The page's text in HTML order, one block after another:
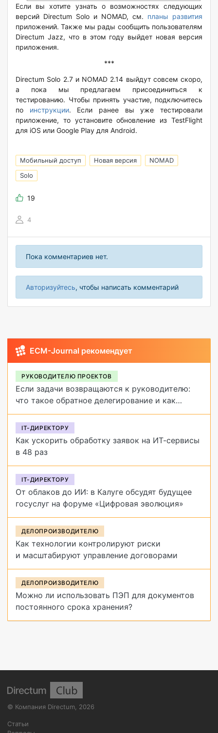
Если вы хотите узнать о возможностях следующих
версий Directum Solo и NOMAD, см. планы развития
приложений. Также мы рады сообщить пользователям
Directum Jazz, что в этом году выйдет новая версия
приложения.
***
Directum Solo 2.7 и NOMAD 2.14 выйдут совсем скоро,
а пока мы предлагаем присоединиться к
тестированию. Чтобы принять участие, подключитесь
по инструкции. Если ранее вы уже тестировали
приложение, то установите обновление из TestFlight
для iOS или Google Play для Android.
Мобильный доступ Новая версия
NOMAD
Solo
19
4
Пока комментариев нет.
Авторизуйтесь, чтобы написать комментарий
ECM-Journal рекомендует
РУКОВОДИТЕЛЮ ПРОЕКТОВ
Если задачи возвращаются к руководителю:
что такое обратное делегирование и как
от него избавиться
IT-ДИРЕКТОРУ
Как ускорить обработку заявок на ИТ-сервисы
в 48 раз
IT-ДИРЕКТОРУ
От облаков до ИИ: в Калуге обсудят будущее
госуслуг на форуме «Цифровая эволюция»
ДЕЛОПРОИЗВОДИТЕЛЮ
Как технологии контролируют риски
и масштабируют управление договорами
ДЕЛОПРОИЗВОДИТЕЛЮ
Можно ли использовать ПЭП для документов
постоянного срока хранения?
© Компания Directum 2026
Статьи